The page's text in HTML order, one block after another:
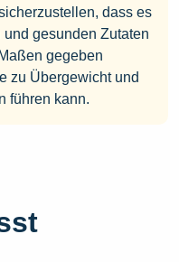
dass es
gesunden Zutaten
gegeben
zu Übergewicht und
führen kann.